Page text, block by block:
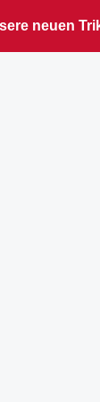
neuen